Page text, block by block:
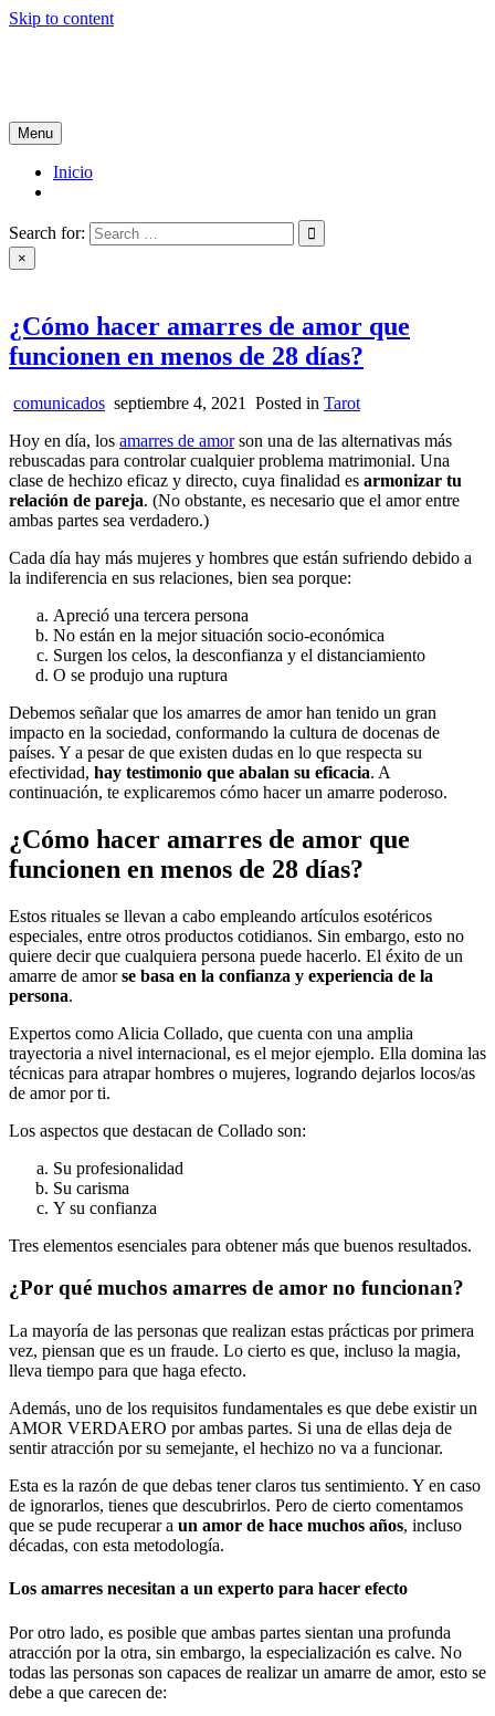
Skip to content
Menu
Inicio
Search for:
×
¿Cómo hacer amarres de amor que
funcionen en menos de 28 días?
comunicados septiembre 4, 2021 Posted in Tarot
Hoy en día, los amarres de amorson una de las alternativas más
rebuscadas para controlar cualquier problema matrimonial. Una
clase de hechizo eficaz y directo, cuya finalidad es armonizar tu
relación de pareja. (No obstante, es necesario que el amor entre
ambas partes sea verdadero.)
Cada día hay más mujeres y hombres que están sufriendo debido a
la indiferencia en sus relaciones, bien sea porque:
Apreció una tercera persona
No están en la mejor situación socio-económica
Surgen los celos, la desconfianza y el distanciamiento
O se produjo una ruptura
Debemos señalar que los amarres de amor han tenido un gran
impacto en la sociedad, conformando la cultura de docenas de
países. Y a pesar de que existen dudas en lo que respecta su
efectividad, hay testimonio que abalan su eficacia. A
continuación, te explicaremos cómo hacer un amarre poderoso.
¿Cómo hacer amarres de amor que
funcionen en menos de 28 días?
Estos rituales se llevan a cabo empleando artículos esotéricos
especiales, entre otros productos cotidianos. Sin embargo, esto no
quiere decir que cualquiera persona puede hacerlo. El éxito de un
amarre de amorse basa en la confianza y experiencia de la
persona.
Expertos como Alicia Collado, que cuenta con una amplia
trayectoria a nivel internacional, es el mejor ejemplo. Ella domina las
técnicas para atrapar hombres o mujeres, logrando dejarlos locos/as
de amor por ti.
Los aspectos que destacan de Collado son:
Su profesionalidad
Su carisma
Y su confianza
Tres elementos esenciales para obtener más que buenos resultados.
¿Por qué muchos amarres de amor no funcionan?
La mayoría de las personas que realizan estas prácticas por primera
vez, piensan que es un fraude. Lo cierto es que, incluso la magia,
lleva tiempo para que haga efecto.
Además, uno de los requisitos fundamentales es que debe existir un
AMOR VERDAERO por ambas partes. Si una de ellas deja de
sentir atracción por su semejante, el hechizo no va a funcionar.
Esta es la razón de que debas tener claros tus sentimiento. Y en caso
de ignorarlos, tienes que descubrirlos. Pero de cierto comentamos
que se pude recuperar a un amor de hace muchos años, incluso
décadas, con esta metodología.
Los amarres necesitan a un experto para hacer efecto
Por otro lado, es posible que ambas partes sientan una profunda
atracción por la otra, sin embargo, la especialización es calve. No
todas las personas son capaces de realizar un amarre de amor, esto se
debe a que carecen de: